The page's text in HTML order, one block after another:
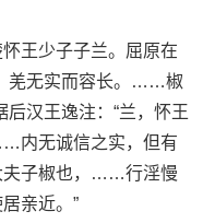
王少子子兰。屈原在
羌无实而容长。……椒
汉王逸注：“兰，怀王
内无诚信之实，但有
子椒也，……行淫慢
亲近。”